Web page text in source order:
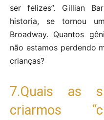
ser felizes”. Gillian
historia, se tornou
Broadway. Quantos
não estamos perdendo
crianças?
7.Quais as
criarmos